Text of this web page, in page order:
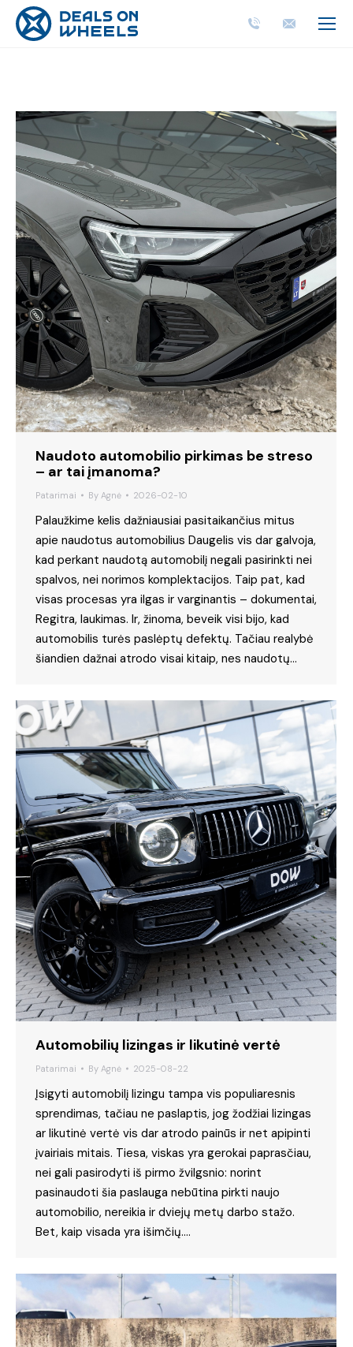
Naudoto automobilio pirkimas be streso
– ar tai įmanoma?
Patarimai By Agnė 2026-02-10
Palaužkime kelis dažniausiai pasitaikančius mitus
apie naudotus automobilius Daugelis vis dar galvoja,
kad perkant naudotą automobilį negali pasirinkti nei
spalvos, nei norimos komplektacijos. Taip pat, kad
visas procesas yra ilgas ir varginantis – dokumentai,
Regitra, laukimas. Ir, žinoma, beveik visi bijo, kad
automobilis turės paslėptų defektų. Tačiau realybė
šiandien dažnai atrodo visai kitaip, nes naudotų…
Automobilių lizingas ir likutinė vertė
Patarimai By Agnė 2025-08-22
Įsigyti automobilį lizingu tampa vis populiaresnis
sprendimas, tačiau ne paslaptis, jog žodžiai lizingas
ar likutinė vertė vis dar atrodo painūs ir net apipinti
įvairiais mitais. Tiesa, viskas yra gerokai paprasčiau,
nei gali pasirodyti iš pirmo žvilgsnio: norint
pasinaudoti šia paslauga nebūtina pirkti naujo
automobilio, nereikia ir dviejų metų darbo stažo.
Bet, kaip visada yra išimčių.…